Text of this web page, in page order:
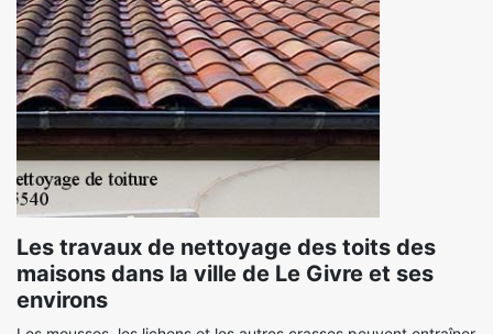
Les travaux de nettoyage des toits des
maisons dans la ville de Le Givre et ses
environs